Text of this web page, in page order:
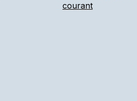
courant